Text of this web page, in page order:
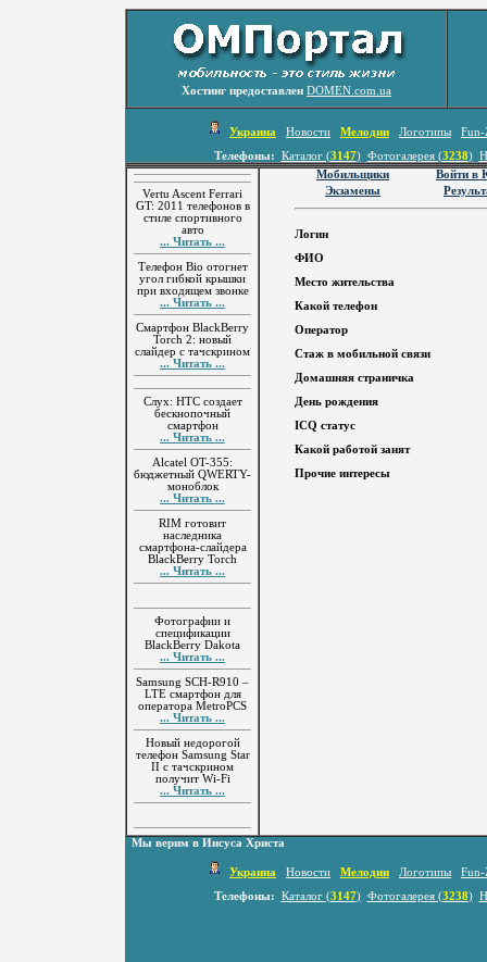
Хостинг предоставлен DOMEN.com.ua
Украина Новости Мелодии Логотипы
Fun-
Телефоны:
Каталог (3147) Фотогалерея (3238)
Vertu Ascent Ferrari
GT: 2011 телефонов в
стиле спортивного
авто
... Читать ...
Телефон Bio отогнет
угол гибкой крышки
при входящем звонке
... Читать ...
Смартфон BlackBerry
Torch 2: новый
слайдер с тачскрином
... Читать ...
Слух: HTC создает
бескнопочный
смартфон
... Читать ...
Alcatel OT-355:
бюджетный QWERTY-
моноблок
... Читать ...
RIM готовит
наследника
смартфона-слайдера
BlackBerry Torch
... Читать ...
Фотографии и
спецификации
BlackBerry Dakota
... Читать ...
Samsung SCH-R910 –
LTE смартфон для
оператора MetroPCS
... Читать ...
Новый недорогой
телефон Samsung Star
II с тачскрином
получит Wi-Fi
... Читать ...
Мобильщики
Войти в
Экзамены
Логин
ФИО
Место жительства
Какой телефон
Оператор
Стаж в мобильной связи
Домашняя страничка
День рождения
ICQ статус
Какой работой занят
Прочие интересы
Мы верим в Иисуса Христа
Украина Новости Мелодии Логотипы
Fun-
Телефоны:
Каталог (3147) Фотогалерея (3238)